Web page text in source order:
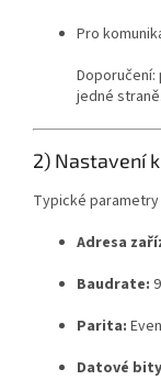
Pro
Doporučení:
jedné straně.
2) Nastavení
Typické
Adresa
Baudrate:
Parita:
Datové